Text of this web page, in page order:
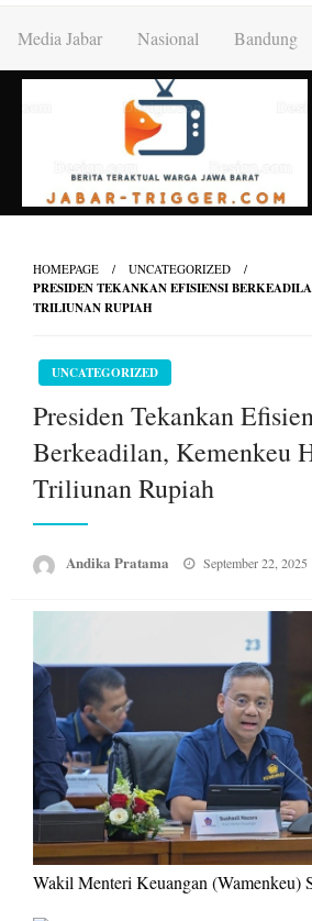
content
Media Jabar Nasional Bandung
HOMEPAGE UNCATEGORIZED
PRESIDEN TEKANKAN EFISIENSI
TRILIUNAN RUPIAH
UNCATEGORIZED
Presiden Tekankan
Berkeadilan, Kemenkeu
Triliunan Rupiah
Andika Pratama
Posted
September 22, 2025
Wakil Menteri Keuangan (Wamenkeu)